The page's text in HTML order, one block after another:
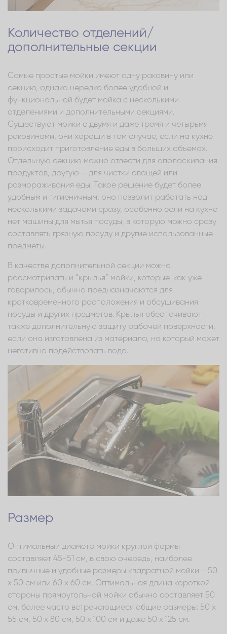
Количество отделений/
дополнительные секции
Самые простые мойки имеют одну раковину или
секцию, однако нередко более удобной и
функциональной будет мойка с несколькими
отделениями и дополнительными секциями.
Существуют мойки с двумя и даже тремя и четырьмя
раковинами, они хороши в том случае, если на кухне
происходит приготовление еды в больших объемах.
Отдельную секцию можно отвести для ополаскивания
продуктов, другую – для чистки овощей или
размораживания еды. Такое решение будет более
удобным и гигиеничным, оно позволит работать над
несколькими задачами сразу, особенно если на кухне
нет машины для мытья посуды, в которую можно сразу
составлять грязную посуду и другие использованные
предметы.
В качестве дополнительной секции можно
рассматривать и “крылья” мойки, которые, как уже
говорилось, обычно предназначаются для
кратковременного расположения и обсушивания
посуды и других предметов. Крылья обеспечивают
также дополнительную защиту рабочей поверхности,
если она изготовлена из материала, на который может
негативно подействовать вода.
Размер
Оптимальный диаметр мойки круглой формы
составляет 45-51 см, в свою очередь, наиболее
привычные и удобные размеры квадратной мойки - 50
x 50 см или 60 x 60 см. Оптимальная длина короткой
стороны прямоугольной мойки обычно составляет 50
см, более часто встречающиеся общие размеры: 50 x
55 см, 50 x 80 см, 50 x 100 см и даже 50 x 125 см.